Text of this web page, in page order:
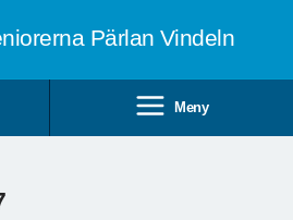
Pärlan Vindeln
Meny